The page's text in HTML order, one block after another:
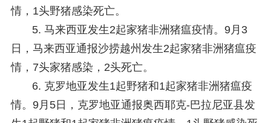
情，1头野猪感染死亡。
5. 马来西亚发生2起家猪非洲猪瘟疫情。9月3
日，马来西亚通报沙捞越州发生2起家猪非洲猪瘟疫
情，7头家猪感染，2头死亡。
6. 克罗地亚发生1起野猪和1起家猪非洲猪瘟疫
情。 9月5日，克罗地亚通报奥西耶克-巴拉尼亚县发